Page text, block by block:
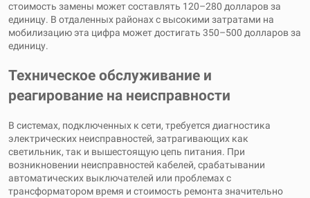
стоимость замены может составлять 120–280 долларов за
единицу. В отдаленных районах с высокими затратами на
мобилизацию эта цифра может достигать 350–500 долларов за
единицу.
Техническое обслуживание и
реагирование на неисправности
В системах, подключенных к сети, требуется диагностика
электрических неисправностей, затрагивающих как
светильник, так и вышестоящую цепь питания. При
возникновении неисправностей кабелей, срабатывании
автоматических выключателей или проблемах с
трансформатором время и стоимость ремонта значительно